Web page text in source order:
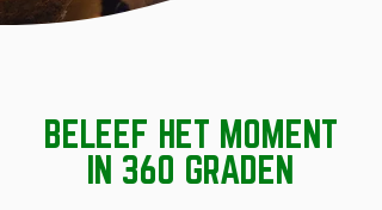
BELEEF HET MOMENT
IN 360 GRADEN